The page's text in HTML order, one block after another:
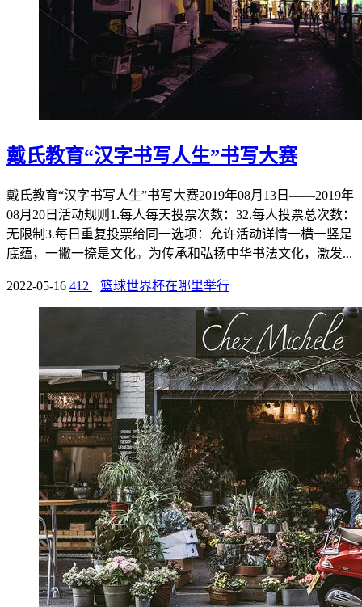
戴氏教育“汉字书写人生”书写大赛
戴氏教育“汉字书写人生”书写大赛2019年08月13日——2019年
08月20日活动规则1.每人每天投票次数：32.每人投票总次数：
无限制3.每日重复投票给同一选项：允许活动详情一横一竖是
底蕴，一撇一捺是文化。为传承和弘扬中华书法文化，激发...
2022-05-16 412 篮球世界杯在哪里举行